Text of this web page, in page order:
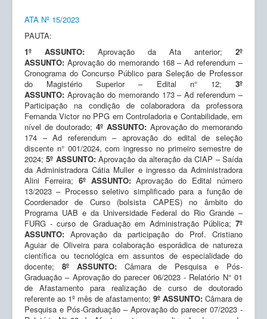
ATA Nº 15/2023
PAUTA:
1º ASSUNTO: Aprovação da Ata anterior; 2º
ASSUNTO: Aprovação do memorando 168 – Ad referendum –
Cronograma do Concurso Público para Seleção de Professor
do Magistério Superior – Edital n° 12; 3º
ASSUNTO: Aprovação do memorando 173 – Ad referendum –
Participação na condição de colaboradora da professora
Fernanda Victor no PPG em Controladoria e Contabilidade, em
nível de doutorado;4º ASSUNTO: Aprovação do memorando
174 – Ad referendum – aprovação do edital de seleção
discente n° 001/2024, com ingresso no primeiro semestre de
2024;5º ASSUNTO:Aprovação da alteração da CIAP – Saída
da Administradora Cátia Muller e ingresso da Administradora
Alini Ferreira; 6º ASSUNTO:Aprovação do Edital número
13/2023 – Processo seletivo simplificado para a função de
Coordenador de Curso (bolsista CAPES) no âmbito do
Programa UAB e da Universidade Federal do Rio Grande –
FURG - curso de Graduação em Administração Pública; 7º
ASSUNTO: Aprovação da participação do Prof. Cristiano
Aguiar de Oliveira para colaboração esporádica de natureza
científica ou tecnológica em assuntos de especialidade do
docente; 8º ASSUNTO: Câmara de Pesquisa e Pós-
Graduação – Aprovação do parecer 06/2023 - Relatório N° 01
de Afastamento para realização de curso de doutorado
referente ao 1º mês de afastamento; 9º ASSUNTO: Câmara de
Pesquisa e Pós-Graduação – Aprovação do parecer 07/2023 -